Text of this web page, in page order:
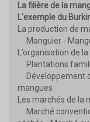
La filière de la
L'exemple du
La production de
Manguier -
L’organisation de
Plantations
Développement
mangues
Les marchés de la
Marché